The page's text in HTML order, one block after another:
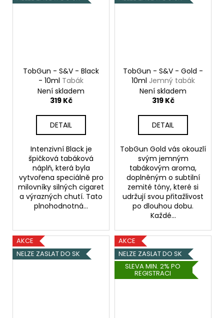
TobGun - S&V - Black
- 10ml Tabák
Není skladem
319 Kč
DETAIL
Intenzivní Black je
špičková tabáková
náplň, která byla
vytvořena speciálně pro
milovníky silných cigaret
a výrazných chutí. Tato
plnohodnotná...
TobGun - S&V - Gold -
10ml Jemný tabák
Není skladem
319 Kč
DETAIL
TobGun Gold vás okouzlí
svým jemným
tabákovým aroma,
doplněným o subtilní
zemité tóny, které si
udržují svou přitažlivost
po dlouhou dobu.
Každé...
AKCE
NELZE ZASLAT DO SK
AKCE
NELZE ZASLAT DO SK
SLEVA MIN. 2% PO
REGISTRACI